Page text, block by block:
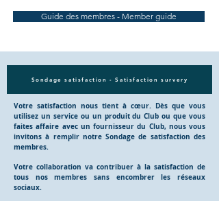
Guide des membres - Member guide
Sondage satisfaction - Satisfaction survery
Votre satisfaction nous tient à cœur. Dès que vous
utilisez un service ou un produit du Club ou que vous
faites affaire avec un fournisseur du Club, nous vous
invitons à remplir notre Sondage de satisfaction des
membres.
Votre collaboration va contribuer à la satisfaction de
tous nos membres sans encombrer les réseaux
sociaux.